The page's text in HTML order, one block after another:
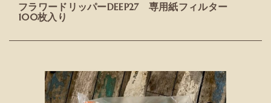
フラワードリッパーDEEP27 専用紙フィルター
100枚入り